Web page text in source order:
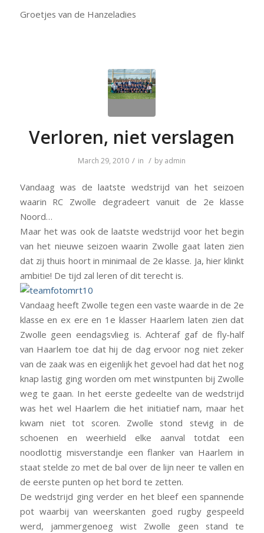
Groetjes van de Hanzeladies
Verloren, niet verslagen
March 29, 2010 / in / by admin
Vandaag was de laatste wedstrijd van het seizoen
waarin RC Zwolle degradeert vanuit de 2e klasse
Noord…
Maar het was ook de laatste wedstrijd voor het begin
van het nieuwe seizoen waarin Zwolle gaat laten zien
dat zij thuis hoort in minimaal de 2e klasse. Ja, hier klinkt
ambitie! De tijd zal leren of dit terecht is.
Vandaag heeft Zwolle tegen een vaste waarde in de 2e
klasse en ex ere en 1e klasser Haarlem laten zien dat
Zwolle geen eendagsvlieg is. Achteraf gaf de fly-half
van Haarlem toe dat hij de dag ervoor nog niet zeker
van de zaak was en eigenlijk het gevoel had dat het nog
knap lastig ging worden om met winstpunten bij Zwolle
weg te gaan. In het eerste gedeelte van de wedstrijd
was het wel Haarlem die het initiatief nam, maar het
kwam niet tot scoren. Zwolle stond stevig in de
schoenen en weerhield elke aanval totdat een
noodlottig misverstandje een flanker van Haarlem in
staat stelde zo met de bal over de lijn neer te vallen en
de eerste punten op het bord te zetten.
De wedstrijd ging verder en het bleef een spannende
pot waarbij van weerskanten goed rugby gespeeld
werd, jammergenoeg wist Zwolle geen stand te